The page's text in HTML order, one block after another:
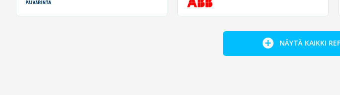
NÄYTÄ KAIKKI